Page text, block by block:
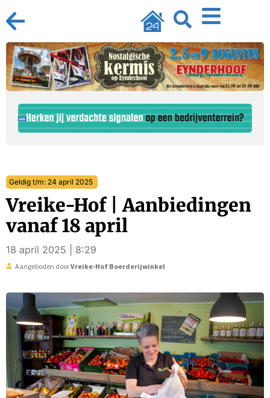
Geldig t/m: 24 april 2025
Vreike-Hof | Aanbiedingen
vanaf 18 april
18 april 2025 | 8:29
Aangeboden doorVreike-Hof Boerderijwinkel